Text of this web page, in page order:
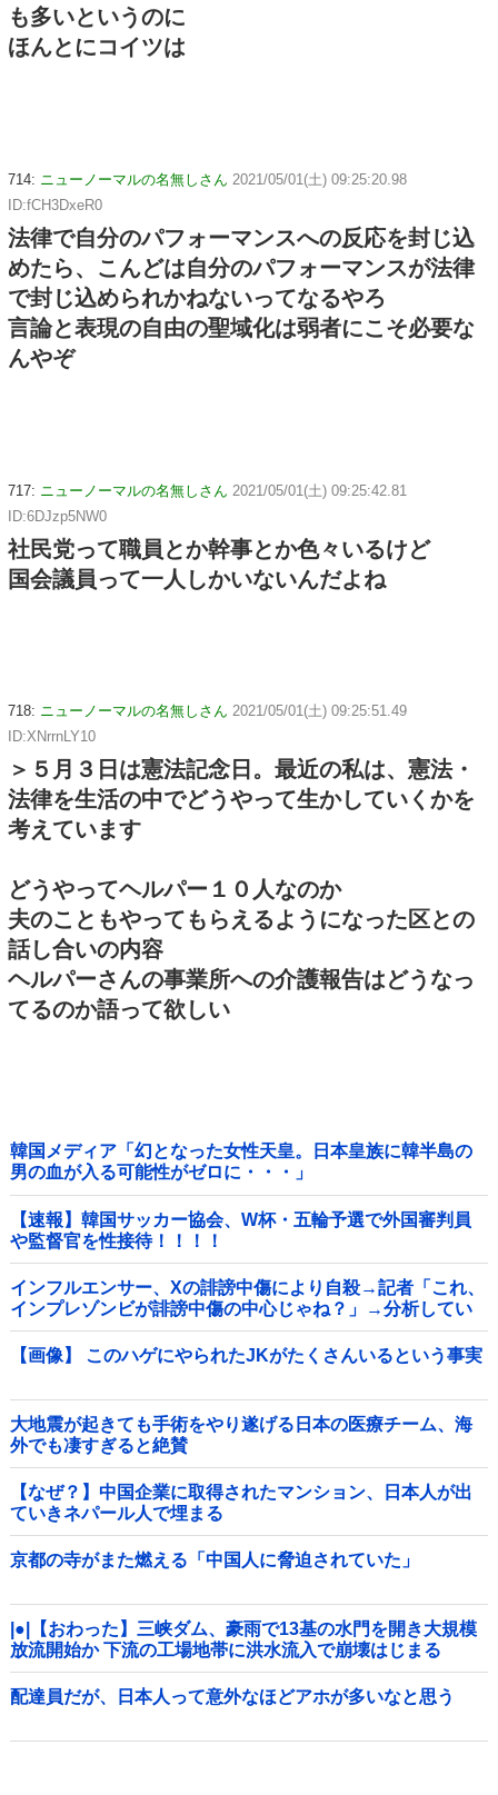
も多いというのに
ほんとにコイツは
714: ニューノーマルの名無しさん 2021/05/01(土) 09:25:20.98
ID:fCH3DxeR0
法律で自分のパフォーマンスへの反応を封じ込
めたら、こんどは自分のパフォーマンスが法律
で封じ込められかねないってなるやろ
言論と表現の自由の聖域化は弱者にこそ必要な
んやぞ
717: ニューノーマルの名無しさん 2021/05/01(土) 09:25:42.81
ID:6DJzp5NW0
社民党って職員とか幹事とか色々いるけど
国会議員って一人しかいないんだよね
718: ニューノーマルの名無しさん 2021/05/01(土) 09:25:51.49
ID:XNrrnLY10
＞５月３日は憲法記念日。最近の私は、憲法・
法律を生活の中でどうやって生かしていくかを
考えています
どうやってヘルパー１０人なのか
夫のこともやってもらえるようになった区との
話し合いの内容
ヘルパーさんの事業所への介護報告はどうなっ
てるのか語って欲しい
韓国メディア「幻となった女性天皇。日本皇族に韓半島の
男の血が入る可能性がゼロに・・・」
【速報】韓国サッカー協会、W杯・五輪予選で外国審判員
や監督官を性接待！！！！
インフルエンサー、Xの誹謗中傷により自殺→記者「これ、
インプレゾンビが誹謗中傷の中心じゃね？」→分析してい
くとヤバイ真実が浮かび上がる他
【画像】 このハゲにやられたJKがたくさんいるという事実
大地震が起きても手術をやり遂げる日本の医療チーム、海
外でも凄すぎると絶賛
【なぜ？】中国企業に取得されたマンション、日本人が出
ていきネパール人で埋まる
京都の寺がまた燃える「中国人に脅迫されていた」
|●|【おわった】三峡ダム、豪雨で13基の水門を開き大規模
放流開始か 下流の工場地帯に洪水流入で崩壊はじまる
配達員だが、日本人って意外なほどアホが多いなと思う